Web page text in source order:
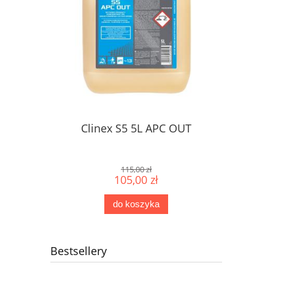
Clinex S5 5L APC OUT
115,00 zł
105,00 zł
do koszyka
Bestsellery